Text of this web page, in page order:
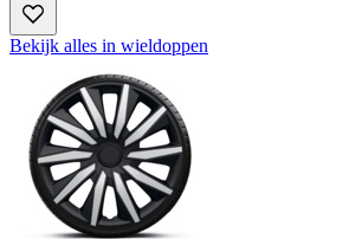
Bekijk alles in wieldoppen